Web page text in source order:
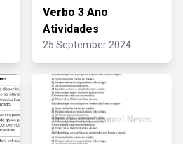
Verbo 3 Ano
Atividades
25 September 2024